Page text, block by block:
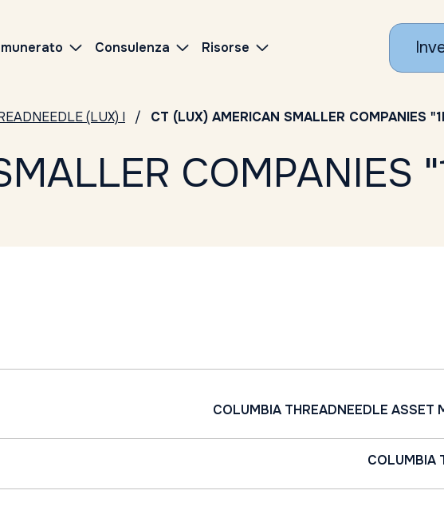
Consulenza Risorse
(LUX) I CT (LUX) AMERICAN SMALLER COMPANIES
COMPANIES
COLUMBIA THREADNEEDLE ASSET
COLUMBIA